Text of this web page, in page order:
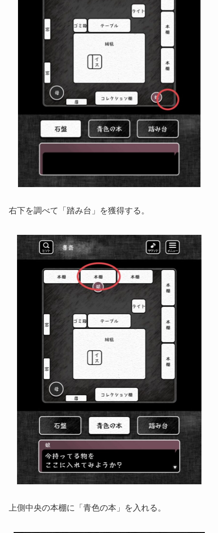
右下を調べて「踏み台」を獲得する。
上側中央の本棚に「青色の本」を入れる。